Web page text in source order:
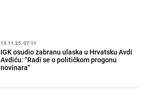
13.11.25. 07:11
IGK osudio zabranu ulaska u Hrvatsku Avdi
Avdiću: "Radi se o političkom progonu
novinara"